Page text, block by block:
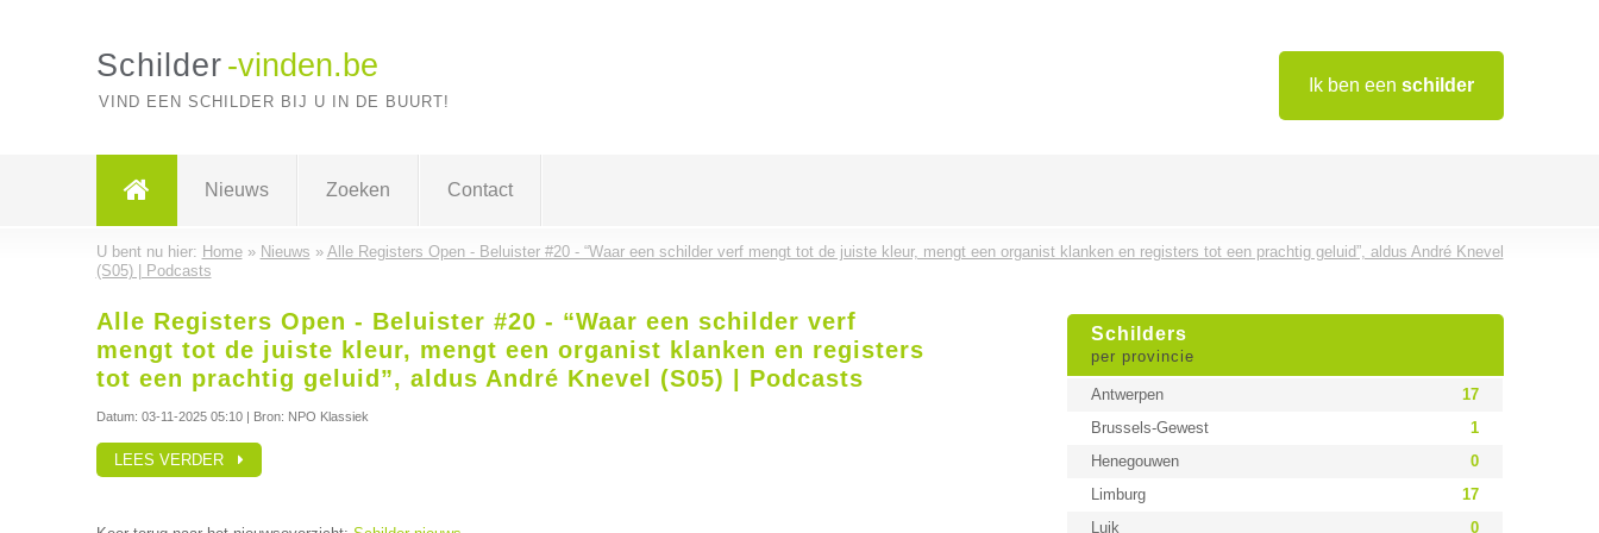
Ik ben een schilder
Schilder -vinden.be
VIND EEN SCHILDER BIJ U IN DE BUURT!
Nieuws Zoeken Contact
U bent nu hier: Home» Nieuws » Alle Registers Open - Beluister #20 - “Waar een schilder verf mengt tot de juiste kleur, mengt een organist klanken en registers tot een prachtig geluid”, aldus André Knevel
(S05) | Podcasts
Schilders
per provincie
Antwerpen
17
Brussels-Gewest
1
Henegouwen
0
Limburg
17
Luik
0
Alle Registers Open - Beluister #20 - “Waar een schilder verf
mengt tot de juiste kleur, mengt een organist klanken en registers
tot een prachtig geluid”, aldus André Knevel (S05) | Podcasts
Datum: 03-11-2025 05:10| Bron: NPO Klassiek
LEES VERDER